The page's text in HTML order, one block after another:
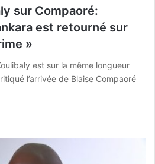
sur Compaoré:
est retourné sur
»
est sur la même longueur
l’arrivée de Blaise Compaoré